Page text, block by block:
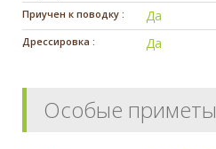
Приучен к поводку : Да
Дрессировка : Да
Особые приметы